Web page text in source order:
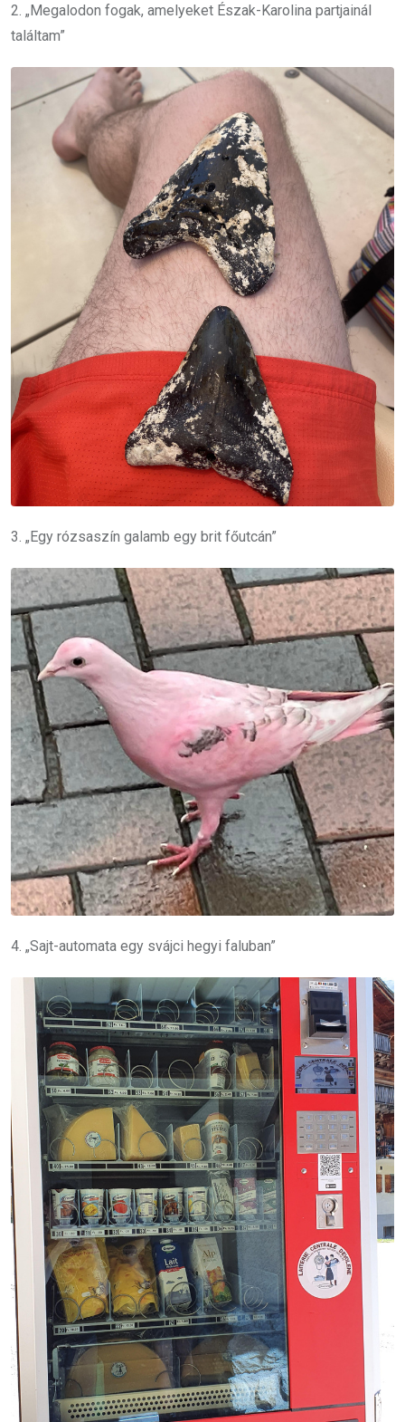
2. „Megalodon fogak, amelyeket Észak-Karolina partjainál
találtam”
3. „Egy rózsaszín galamb egy brit főutcán”
4. „Sajt-automata egy svájci hegyi faluban”